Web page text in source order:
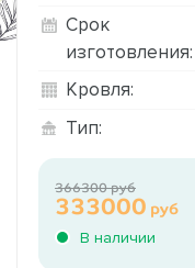
Срок
изготовления:
Кровля:
Тип:
В наличии
333000 руб
366300 руб